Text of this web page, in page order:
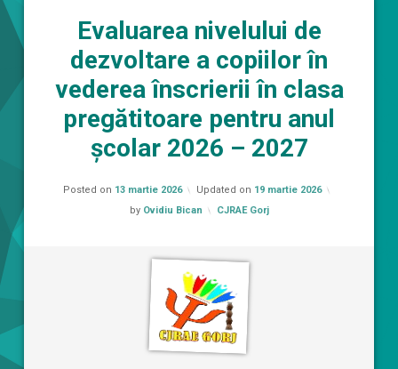
Evaluarea nivelului de
dezvoltare a copiilor în
vederea înscrierii în clasa
pregătitoare pentru anul
școlar 2026 – 2027
Posted on 13 martie 2026 Updated on 19 martie 2026
by Ovidiu Bican Categorii:
CJRAE Gorj